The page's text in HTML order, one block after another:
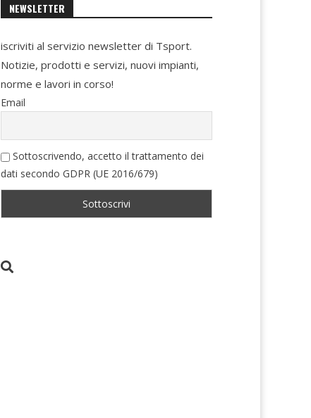
NEWSLETTER
iscriviti al servizio newsletter di Tsport.
Notizie, prodotti e servizi, nuovi impianti,
norme e lavori in corso!
Email
Sottoscrivendo, accetto il trattamento dei
dati secondo GDPR (UE 2016/679)